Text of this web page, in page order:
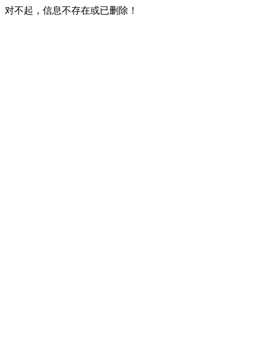
对不起，信息不存在或已删除！